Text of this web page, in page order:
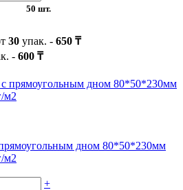
50 шт.
30 упак. - 650 ₸
- 600 ₸
дном 80*50*230мм
м2
+